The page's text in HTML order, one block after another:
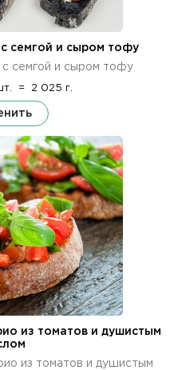
семгой и сыром тофу
семгой и сыром тофу
= 2 025 г.
из томатов и душистым
из томатов и душистым